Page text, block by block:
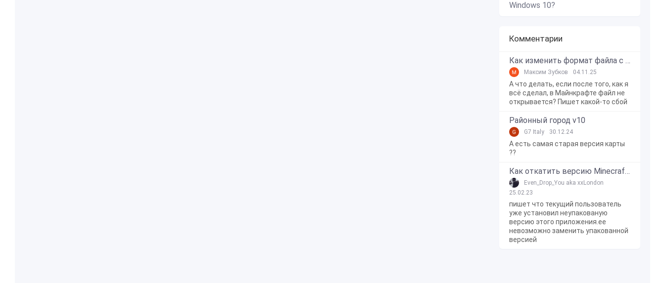
Windows 10?
Комментарии
Как изменить формат файла с zip в mcworld?
Максим Зубков 04.11.25
А что делать, если после того, как я
всё сделал, в Майнкрафте файл не
открывается? Пишет какой-то сбой
Районный город v10
G7 Italy 30.12.24
А есть самая старая версия карты
??
Как откатить версию Minecraft Bedrock Edition на Windows 10?
Even_Drop_You aka xxLondon
25.02.23
пишет что текущий пользователь
уже установил неупакованую
версию этого приложения.ее
невозможно заменить упакованной
версией